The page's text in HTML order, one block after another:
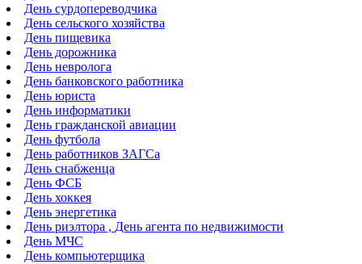
День сурдопереводчика
День сельского хозяйства
День пищевика
День дорожника
День невролога
День банковского работника
День юриста
День информатики
День гражданской авиации
День футбола
День работников ЗАГСа
День снабженца
День ФСБ
День хоккея
День энергетика
День риэлтора , День агента по недвижимости
День МЧС
День компьютерщика